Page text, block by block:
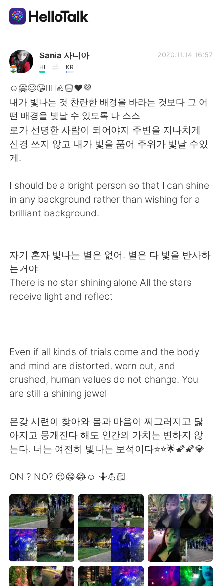
Language Exchange App
AI Grammar Checker
English
简体中文 繁體中文
Français Deutsch
Русский ไทย
Indonesia
Türkçe Tiếng Việt
Sania 사니아
HI KR
2020.11.14 16:57
☺️🤗😊😘✌🏻👍🏻❤️💜
내가 빛나는 것 찬란한 배경을 바라는 것보다 그 어
떤 배경을 빛날 수 있도록 나 스스
로가 선명한 사람이 되어야지 주변을 지나치게
신경 쓰지 않고 내가 빛을 품어 주위가 빛날 수있
게.
I should be a bright person so that I can shine
in any background rather than wishing for a
brilliant background.
자기 혼자 빛나는 별은 없어. 별은 다 빛을 반사하
는거야
There is no star shining alone All the stars
receive light and reflect
Even if all kinds of trials come and the body
and mind are distorted, worn out, and
crushed, human values ​​do not change. You
are still a shining jewel
온갖 시련이 찾아와 몸과 마음이 찌그러지고 닳
아지고 뭉개진다 해도 인간의 가치는 변하지 않
는다. 너는 여전히 빛나는 보석이다⭐⭐🌟🌠🌠💎
ON ? NO? 😉😁😂☺️ 🤷💪🏻